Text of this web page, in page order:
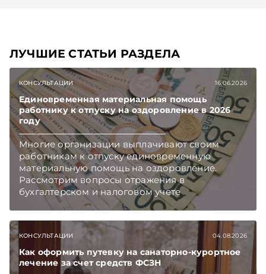
ЛУЧШИЕ СТАТЬИ РАЗДЕЛА
КОНСУЛЬТАЦИИ 16.06.2026
Единовременная материальная помощь
работнику к отпуску на оздоровление в 2026
году
Многие организации выплачивают своим
работникам к отпуску единовременную
материальную помощь на оздоровление.
Рассмотрим вопросы отражения в
бухгалтерском и налоговом учете
хозяйственных операций по начислению и
Подписывайтесь на Telegram‑канал и Viber.
Главное об экономике Беларуси — раньше,
чем в новостях TelegramViber
КОНСУЛЬТАЦИИ 04.08.2026
Как оформить путевку на санаторно-курортное
лечение за счет средств ФСЗН